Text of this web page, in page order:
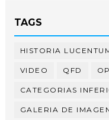
TAGS
HISTORIA
VIDEO QFD
CATEGORIAS
GALERIA DE